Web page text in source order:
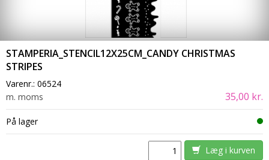
STAMPERIA_STENCIL12X25CM_CANDY CHRISTMAS
STRIPES
Varenr.: 06524
m. moms
35,00 kr.
På lager
Læg i kurven